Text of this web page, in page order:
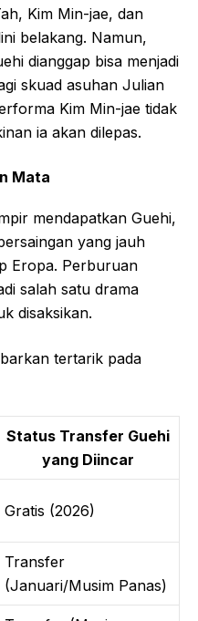
Kim Min-jae, dan
belakang. Namun,
dianggap bisa menjadi
skuad asuhan Julian
Kim Min-jae tidak
ia akan dilepas.
Mata
mendapatkan Guehi,
yang jauh
Eropa. Perburuan
salah satu drama
disaksikan.
tertarik pada
Status Transfer Guehi
yang Diincar
Gratis (2026)
Transfer
(Januari/Musim Panas)